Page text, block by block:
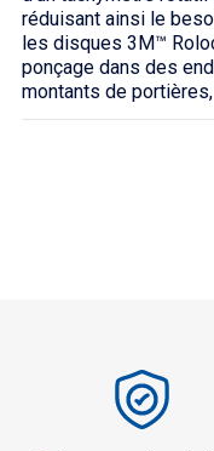
réduisant ainsi le
les disques 3M™
ponçage dans des
montants de